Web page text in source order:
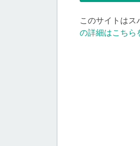
このサイトはス
の詳細はこちら